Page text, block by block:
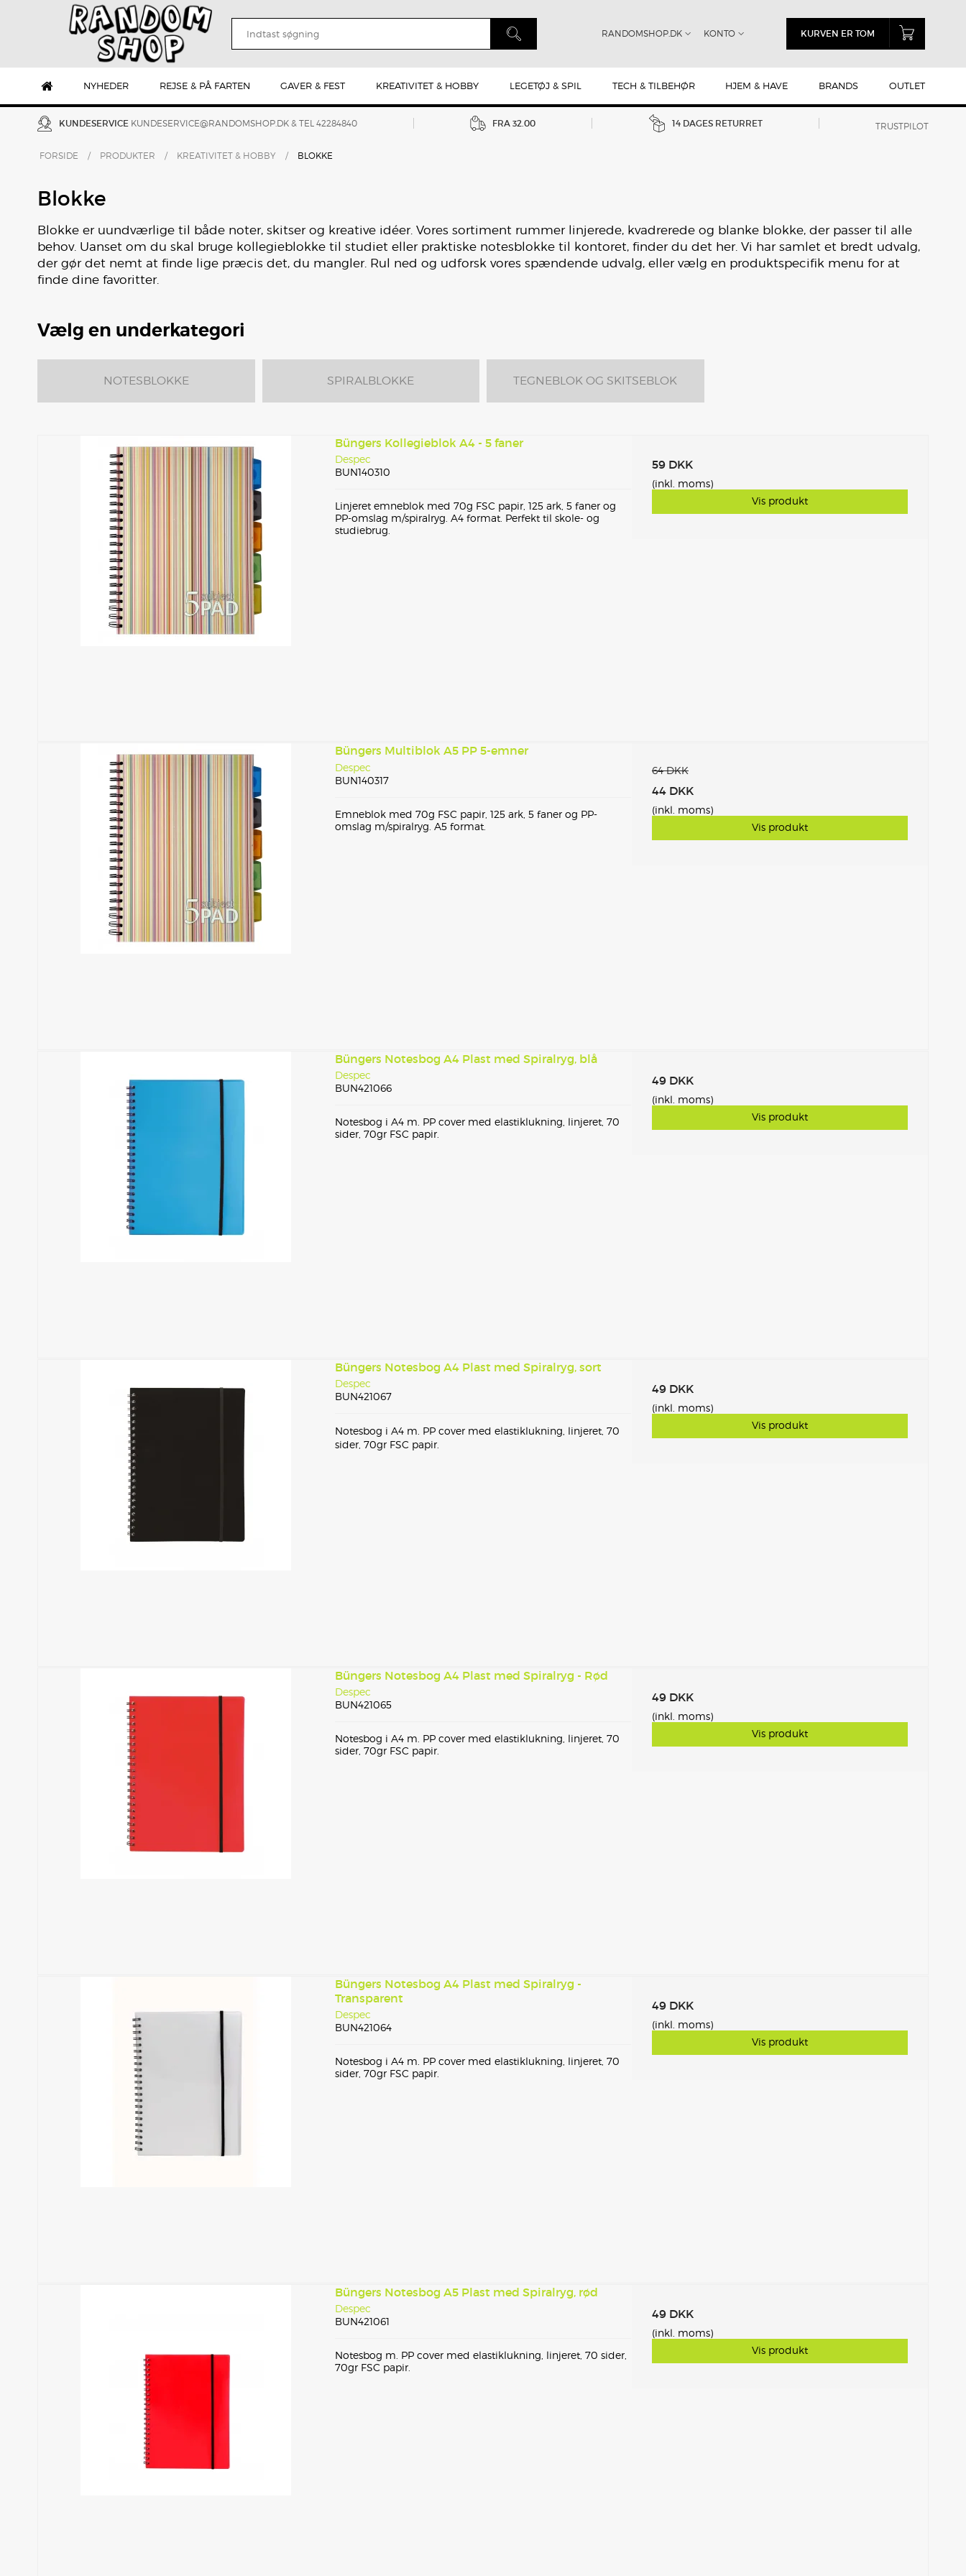
KURVEN ER TOM
NYHEDER REJSE & PÅ FARTEN GAVER & FEST KREATIVITET & HOBBY LEGETØJ & SPIL TECH & TILBEHØR HJEM & HAVE BRANDS OUTLET
RANDOMSHOP.DK KONTO
KUNDESERVICE KUNDESERVICE@RANDOMSHOP.DK & TEL 42284840 FRA 32.00 14 DAGES RETURRET TRUSTPILOT
FORSIDE / PRODUKTER / KREATIVITET & HOBBY / BLOKKE
Blokke
Blokke er uundværlige til både noter, skitser og kreative idéer. Vores sortiment rummer linjerede, kvadrerede og blanke blokke, der passer til alle
behov. Uanset om du skal bruge kollegieblokke til studiet eller praktiske notesblokke til kontoret, finder du det her. Vi har samlet et bredt udvalg,
der gør det nemt at finde lige præcis det, du mangler. Rul ned og udforsk vores spændende udvalg, eller vælg en produktspecifik menu for at
finde dine favoritter.
Vælg en underkategori
NOTESBLOKKE SPIRALBLOKKE TEGNEBLOK OG SKITSEBLOK
Büngers Kollegieblok A4 - 5 faner
Despec
BUN140310
Linjeret emneblok med 70g FSC papir, 125 ark, 5 faner og
PP-omslag m/spiralryg. A4 format. Perfekt til skole- og
studiebrug.
59 DKK
(inkl. moms)
Vis produkt
Büngers Multiblok A5 PP 5-emner
Despec
BUN140317
Emneblok med 70g FSC papir, 125 ark, 5 faner og PP-
omslag m/spiralryg. A5 format.
64 DKK
44 DKK
(inkl. moms)
Vis produkt
Büngers Notesbog A4 Plast med Spiralryg, blå
Despec
BUN421066
Notesbog i A4 m. PP cover med elastiklukning, linjeret, 70
sider, 70gr FSC papir.
49 DKK
(inkl. moms)
Vis produkt
Büngers Notesbog A4 Plast med Spiralryg, sort
Despec
BUN421067
Notesbog i A4 m. PP cover med elastiklukning, linjeret, 70
sider, 70gr FSC papir.
49 DKK
(inkl. moms)
Vis produkt
Büngers Notesbog A4 Plast med Spiralryg - Rød
Despec
BUN421065
Notesbog i A4 m. PP cover med elastiklukning, linjeret, 70
sider, 70gr FSC papir.
49 DKK
(inkl. moms)
Vis produkt
Büngers Notesbog A4 Plast med Spiralryg -
Transparent
Despec
BUN421064
Notesbog i A4 m. PP cover med elastiklukning, linjeret, 70
sider, 70gr FSC papir.
49 DKK
(inkl. moms)
Vis produkt
Büngers Notesbog A5 Plast med Spiralryg, rød
Despec
BUN421061
Notesbog m. PP cover med elastiklukning, linjeret, 70 sider,
70gr FSC papir.
49 DKK
(inkl. moms)
Vis produkt